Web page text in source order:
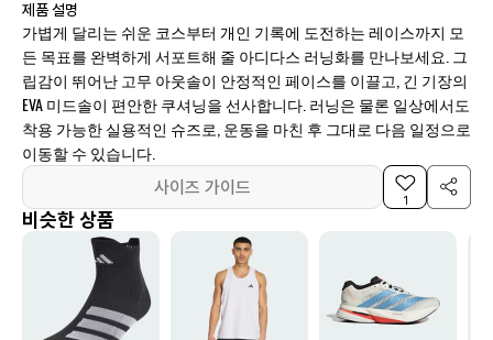
제품 설명
가볍게 달리는 쉬운 코스부터 개인 기록에 도전하는 레이스까지 모
든 목표를 완벽하게 서포트해 줄 아디다스 러닝화를 만나보세요. 그
립감이 뛰어난 고무 아웃솔이 안정적인 페이스를 이끌고, 긴 기장의
EVA 미드솔이 편안한 쿠셔닝을 선사합니다. 러닝은 물론 일상에서도
착용 가능한 실용적인 슈즈로, 운동을 마친 후 그대로 다음 일정으로
이동할 수 있습니다.
사이즈 가이드
1
비슷한 상품